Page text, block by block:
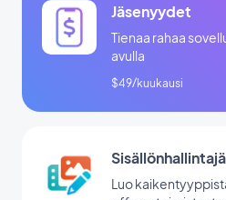
Jäsenyydet
Tienaa rahaa
avulla
$49/kuukausi
Luo